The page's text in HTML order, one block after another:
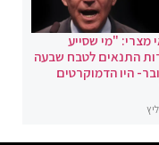
מצרי: "מי שסייע
התנאים לטבח שבעה
היו הדמוקרטים